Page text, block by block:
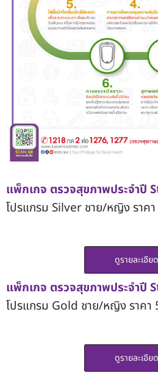
แพ็กเกจ ตรวจสุขภาพประจำปี
โปรแกรม Silver ชาย/หญิง ราค
ดูรายละเอียด
แพ็กเกจ ตรวจสุขภาพประจำปี
โปรแกรม Gold ชาย/หญิง ราคา
ดูรายละเอียด